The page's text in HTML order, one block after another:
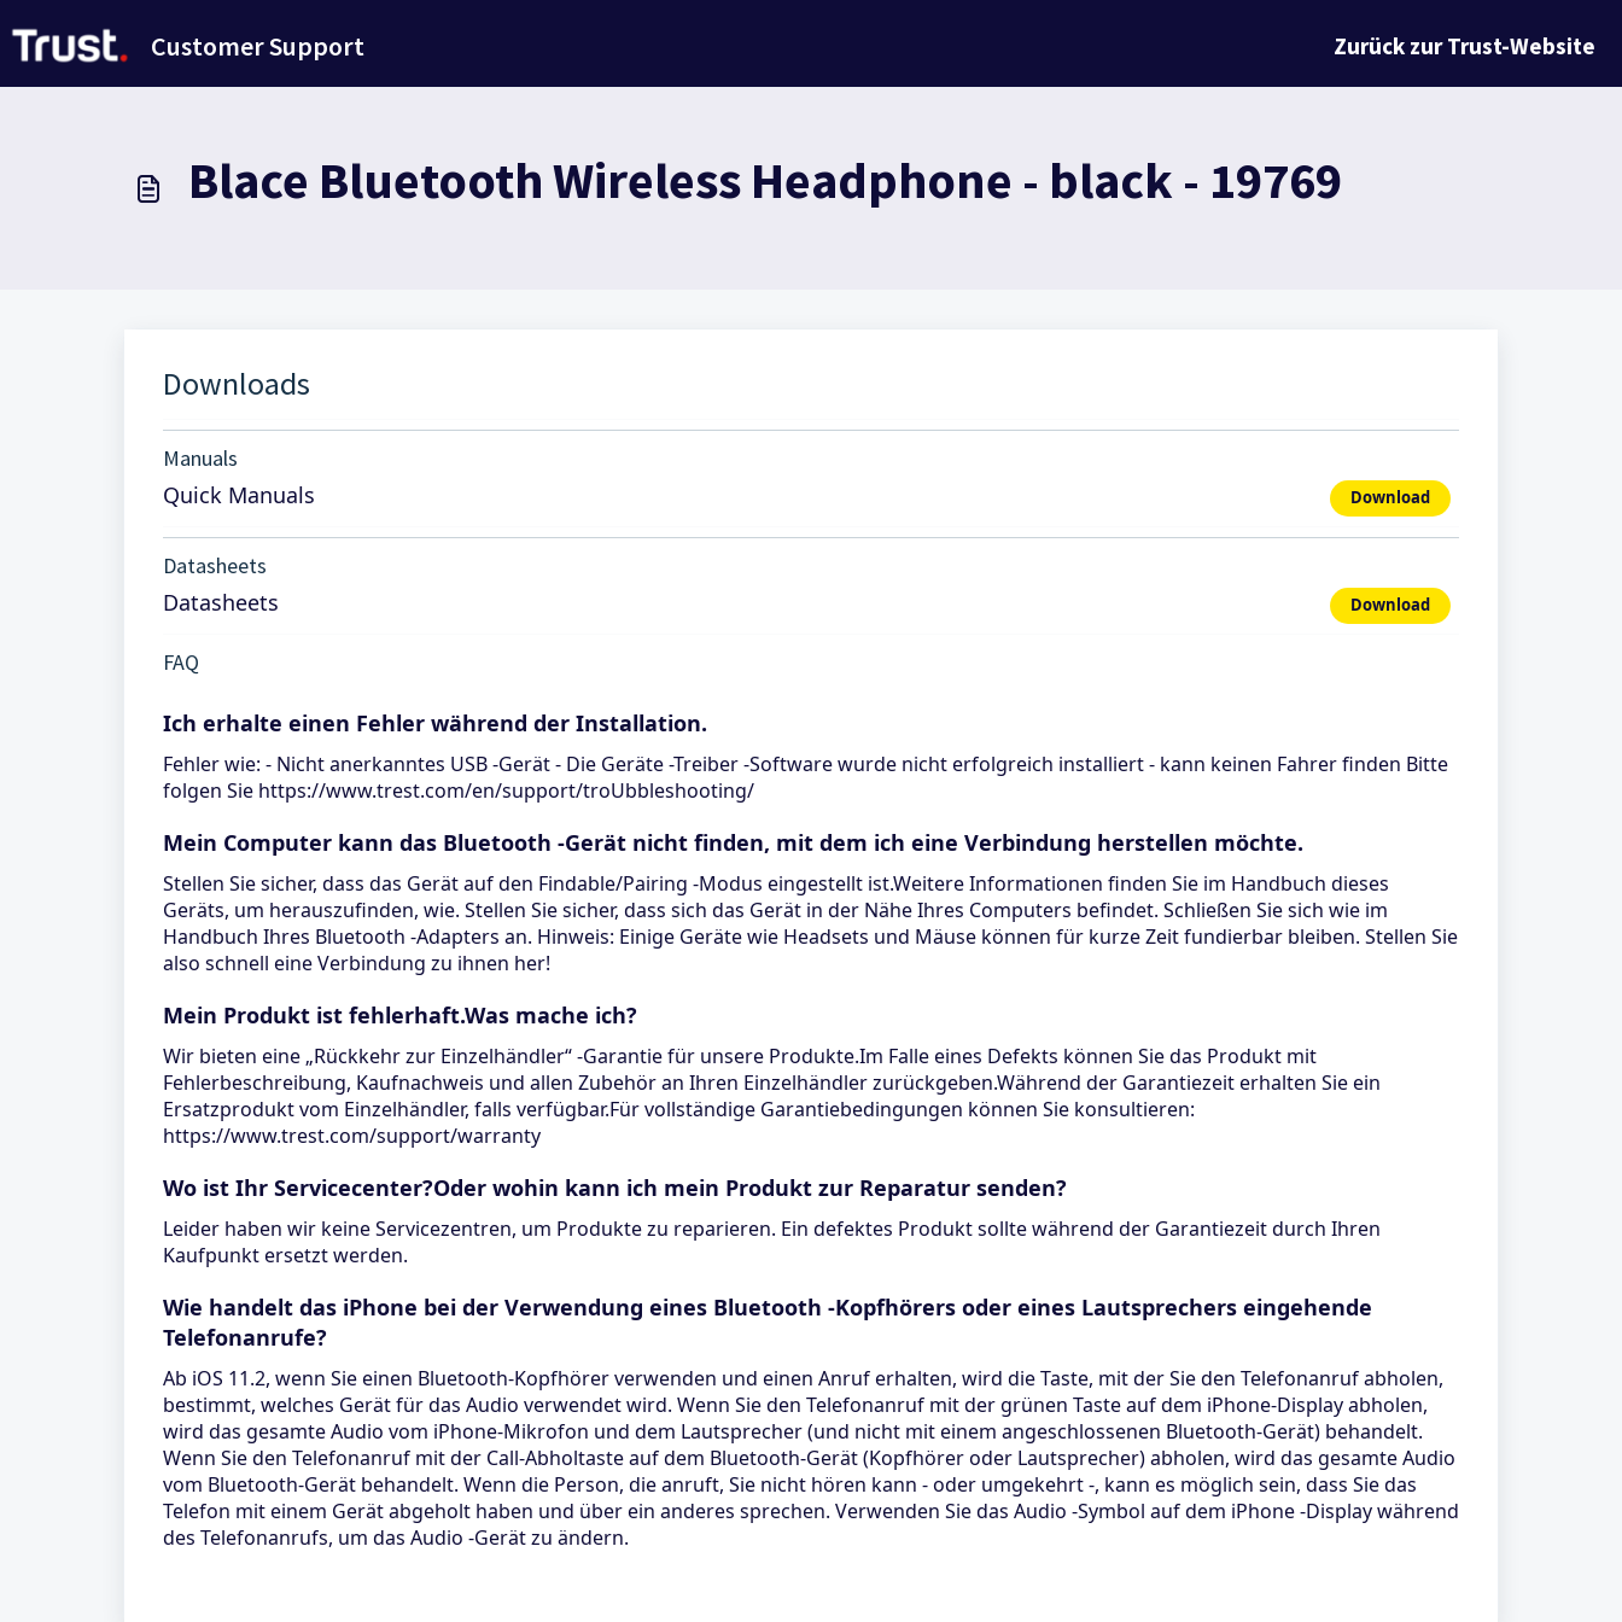
Customer Support Zurück zur Trust-Website
Blace Bluetooth Wireless Headphone - black - 19769
Downloads
Manuals
Quick Manuals Download
Datasheets
Datasheets Download
FAQ
Ich erhalte einen Fehler während der Installation.
Fehler wie: - Nicht anerkanntes USB -Gerät - Die Geräte -Treiber -Software wurde nicht erfolgreich installiert - kann keinen Fahrer finden Bitte
folgen Sie https://www.trest.com/en/support/troUbbleshooting/
Mein Computer kann das Bluetooth -Gerät nicht finden, mit dem ich eine Verbindung herstellen möchte.
Stellen Sie sicher, dass das Gerät auf den Findable/Pairing -Modus eingestellt ist.Weitere Informationen finden Sie im Handbuch dieses
Geräts, um herauszufinden, wie. Stellen Sie sicher, dass sich das Gerät in der Nähe Ihres Computers befindet. Schließen Sie sich wie im
Handbuch Ihres Bluetooth -Adapters an. Hinweis: Einige Geräte wie Headsets und Mäuse können für kurze Zeit fundierbar bleiben. Stellen Sie
also schnell eine Verbindung zu ihnen her!
Mein Produkt ist fehlerhaft.Was mache ich?
Wir bieten eine „Rückkehr zur Einzelhändler“ -Garantie für unsere Produkte.Im Falle eines Defekts können Sie das Produkt mit
Fehlerbeschreibung, Kaufnachweis und allen Zubehör an Ihren Einzelhändler zurückgeben.Während der Garantiezeit erhalten Sie ein
Ersatzprodukt vom Einzelhändler, falls verfügbar.Für vollständige Garantiebedingungen können Sie konsultieren:
https://www.trest.com/support/warranty
Wo ist Ihr Servicecenter?Oder wohin kann ich mein Produkt zur Reparatur senden?
Leider haben wir keine Servicezentren, um Produkte zu reparieren. Ein defektes Produkt sollte während der Garantiezeit durch Ihren
Kaufpunkt ersetzt werden.
Wie handelt das iPhone bei der Verwendung eines Bluetooth -Kopfhörers oder eines Lautsprechers eingehende
Telefonanrufe?
Ab iOS 11.2, wenn Sie einen Bluetooth-Kopfhörer verwenden und einen Anruf erhalten, wird die Taste, mit der Sie den Telefonanruf abholen,
bestimmt, welches Gerät für das Audio verwendet wird. Wenn Sie den Telefonanruf mit der grünen Taste auf dem iPhone-Display abholen,
wird das gesamte Audio vom iPhone-Mikrofon und dem Lautsprecher (und nicht mit einem angeschlossenen Bluetooth-Gerät) behandelt.
Wenn Sie den Telefonanruf mit der Call-Abholtaste auf dem Bluetooth-Gerät (Kopfhörer oder Lautsprecher) abholen, wird das gesamte Audio
vom Bluetooth-Gerät behandelt. Wenn die Person, die anruft, Sie nicht hören kann - oder umgekehrt -, kann es möglich sein, dass Sie das
Telefon mit einem Gerät abgeholt haben und über ein anderes sprechen. Verwenden Sie das Audio -Symbol auf dem iPhone -Display während
des Telefonanrufs, um das Audio -Gerät zu ändern.